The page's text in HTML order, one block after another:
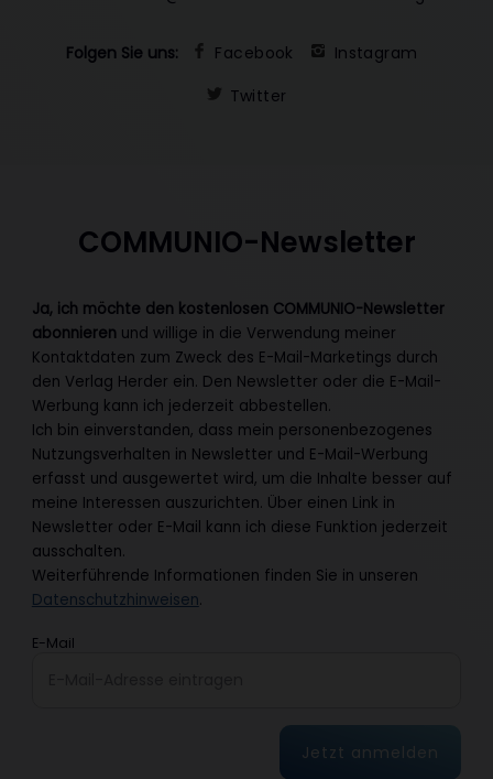
Folgen Sie uns: Facebook
Instagram
Twitter
COMMUNIO-Newsletter
Ja, ich möchte den kostenlosen COMMUNIO-Newsletter
abonnieren und willige in die Verwendung meiner
Kontaktdaten zum Zweck des E-Mail-Marketings durch
den Verlag Herder ein. Den Newsletter oder die E-Mail-
Werbung kann ich jederzeit abbestellen.
Ich bin einverstanden, dass mein personenbezogenes
Nutzungsverhalten in Newsletter und E-Mail-Werbung
erfasst und ausgewertet wird, um die Inhalte besser auf
meine Interessen auszurichten. Über einen Link in
Newsletter oder E-Mail kann ich diese Funktion jederzeit
ausschalten.
Weiterführende Informationen finden Sie in unseren
Datenschutzhinweisen.
E-Mail
Jetzt anmelden